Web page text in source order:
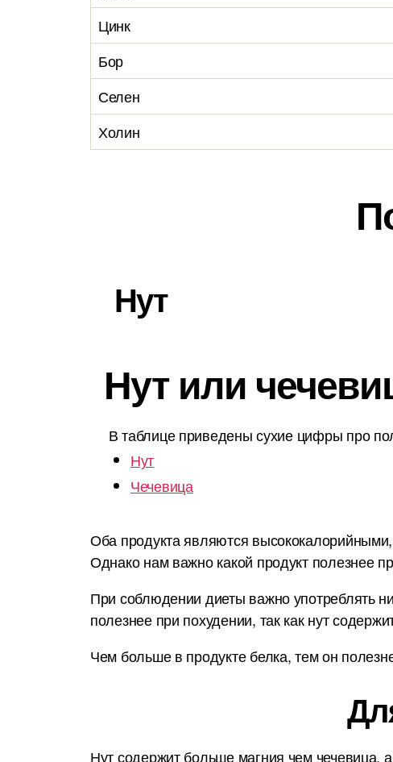
Цинк
Бор
Селен
Холин
Нут
Нут или
В таблице приведены сухие цифры про
Нут
Чечевица
Оба продукта являются
Однако нам важно какой продукт полезнее
При соблюдении диеты важно употреблять
полезнее при похудении, так как нут
Чем больше в продукте белка, тем он
Нут содержит больше магния чем чечевица,